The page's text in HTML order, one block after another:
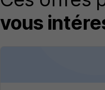
vous